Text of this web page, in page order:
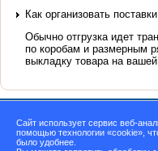
Как организовать
Обычно отгрузка идет
по коробам и размерным
выкладку товара на вашей
© ООО
Cоздание
Сайт использует сервис веб-
помощью технологии «cookie»,
было удобнее.